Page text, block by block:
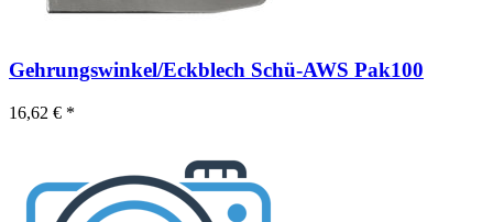
Gehrungswinkel/Eckblech Schü-AWS Pak100
16,62 € *